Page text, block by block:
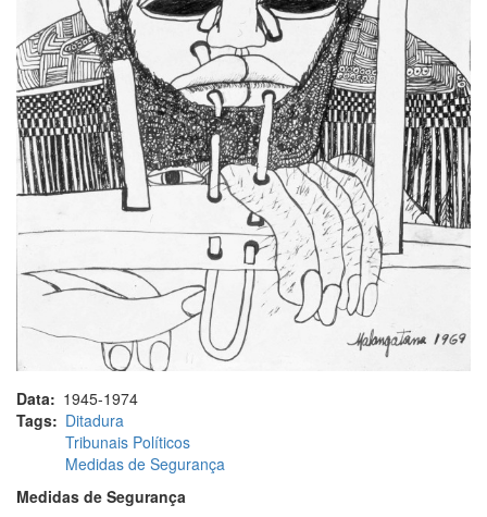
Data
1945-1974
Tags
Ditadura
Tribunais Políticos
Medidas de Segurança
Medidas de Segurança